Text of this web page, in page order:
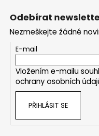
Odebírat
Nezmeškejte žádné
E-mail
Vložením e-mailu
ochrany osobních
PŘIHLÁSIT SE